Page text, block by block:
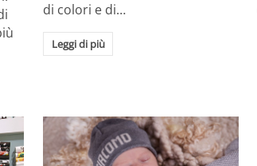
di colori e di…
Leggi di più